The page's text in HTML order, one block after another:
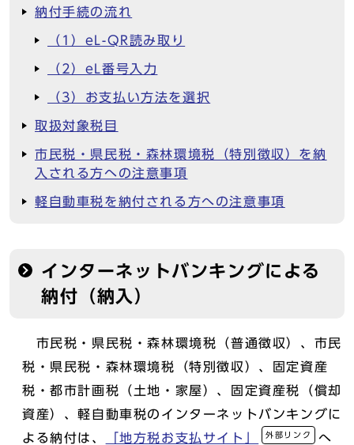
納付手続の流れ
（1）eL-QR読み取り
（2）eL番号入力
（3）お支払い方法を選択
取扱対象税目
市民税・県民税・森林環境税（特別徴収）を納
入される方への注意事項
軽自動車税を納付される方への注意事項
インターネットバンキングによる
納付（納入）
市民税・県民税・森林環境税（普通徴収）、市民
税・県民税・森林環境税（特別徴収）、固定資産
税・都市計画税（土地・家屋）、固定資産税（償却
資産）、軽自動車税のインターネットバンキングに
よる納付は、
「地方税お支払サイト」 外部リンク
へ